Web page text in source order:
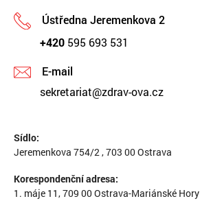
Ústředna Jeremenkova 2
+420 595 693 531
E-mail
sekretariat@zdrav-ova.cz
Sídlo:
Jeremenkova 754/2 , 703 00 Ostrava
Korespondenční adresa:
1. máje 11, 709 00 Ostrava-Mariánské Hory